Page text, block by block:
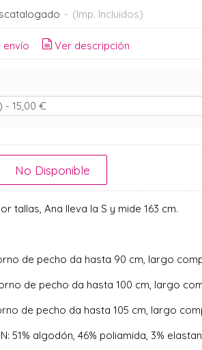
- (Imp. Incluidos)
envío Ver descripción
No Disponible
tallas, Ana lleva la S y mide 163 cm.
de pecho da hasta 90 cm, largo
de pecho da hasta 100 cm, largo
de pecho da hasta 105 cm, largo
51% algodón, 46% poliamida, 3%